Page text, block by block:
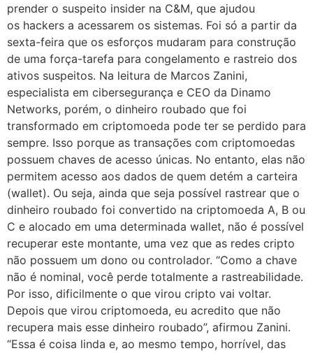
prender o suspeito insider na C&M, que ajudou
os hackers a acessarem os sistemas. Foi só a partir da
sexta-feira que os esforços mudaram para construção
de uma força-tarefa para congelamento e rastreio dos
ativos suspeitos. Na leitura de Marcos Zanini,
especialista em cibersegurança e CEO da Dinamo
Networks, porém, o dinheiro roubado que foi
transformado em criptomoeda pode ter se perdido para
sempre. Isso porque as transações com criptomoedas
possuem chaves de acesso únicas. No entanto, elas não
permitem acesso aos dados de quem detém a carteira
(wallet). Ou seja, ainda que seja possível rastrear que o
dinheiro roubado foi convertido na criptomoeda A, B ou
C e alocado em uma determinada wallet, não é possível
recuperar este montante, uma vez que as redes cripto
não possuem um dono ou controlador. “Como a chave
não é nominal, você perde totalmente a rastreabilidade.
Por isso, dificilmente o que virou cripto vai voltar.
Depois que virou criptomoeda, eu acredito que não
recupera mais esse dinheiro roubado”, afirmou Zanini.
“Essa é coisa linda e, ao mesmo tempo, horrível, das